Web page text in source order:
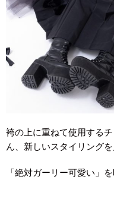
袴の上に重ねて使用する
ん、新しいスタイリングを
「絶対ガーリー可愛い」